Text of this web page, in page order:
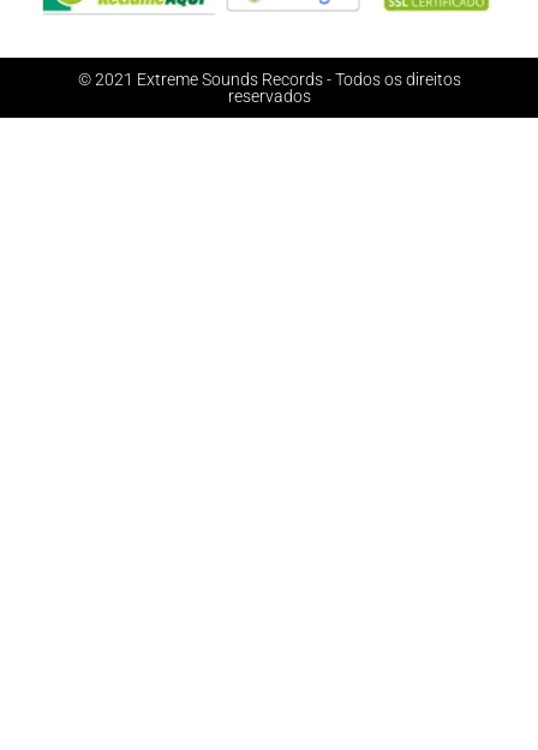
© 2021 Extreme Sounds Records - Todos os direitos
reservados